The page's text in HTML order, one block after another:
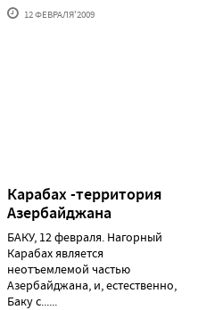
12 ФЕВРАЛЯ'2009
Карабах -территория
Азербайджана
БАКУ, 12 февраля. Нагорный
Карабах является
неотъемлемой частью
Азербайджана, и, естественно,
Баку с......